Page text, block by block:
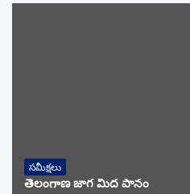
సమీక్షలు
తెలంగాణ జాగ మీద పానం